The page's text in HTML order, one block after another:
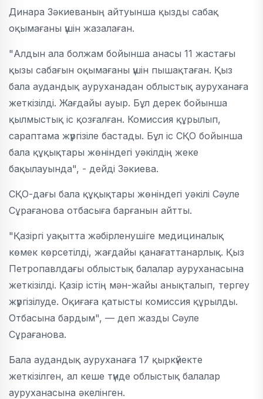
Динара Зәкиеваның айтуынша қызды сабақ
оқымағаны үшін жазалаған.
"Алдын ала болжам бойынша анасы 11 жастағы
қызы сабағын оқымағаны үшін пышақтаған. Қыз
бала аудандық ауруханадан облыстық ауруханаға
жеткізілді. Жағдайы ауыр. Бұл дерек бойынша
қылмыстық іс қозғалған. Комиссия құрылып,
сараптама жүргізіле бастады. Бұл іс СҚО бойынша
бала құқықтары жөніндегі уәкілдің жеке
бақылауында", - дейді Зәкиева.
СҚО-дағы бала құқықтары жөніндегі уәкілі Сәуле
Сұрағанова отбасыға барғанын айтты.
"Қазіргі уақытта жәбірленушіге медициналық
көмек көрсетілді, жағдайы қанағаттанарлық. Қыз
Петропавлдағы облыстық балалар ауруханасына
жеткізілді. Қазір істің мән-жайы анықталып, тергеу
жүргізілуде. Оқиғаға қатысты комиссия құрылды.
Отбасына бардым", — деп жазды Сәуле
Сұрағанова.
Бала аудандық ауруханаға 17 қыркүйекте
жеткізілген, ал кеше түнде облыстық балалар
ауруханасына әкелінген.